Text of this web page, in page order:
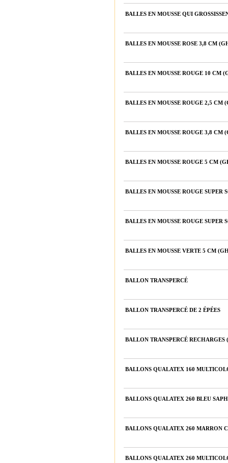
BALLES EN MOUSSE QUI
BALLES EN MOUSSE ROSE 3,8 CM
BALLES EN MOUSSE ROUGE 10 CM
BALLES EN MOUSSE ROUGE 2,5 CM
BALLES EN MOUSSE ROUGE 3,8 CM
BALLES EN MOUSSE ROUGE 5 CM
BALLES EN MOUSSE ROUGE SUPER
BALLES EN MOUSSE ROUGE SUPER
BALLES EN MOUSSE VERTE 5 CM
BALLON TRANSPERCÉ
BALLON TRANSPERCÉ DE 2 ÉPÉES
BALLON TRANSPERCÉ RECHARGES
BALLONS QUALATEX 160
BALLONS QUALATEX 260 BLEU
BALLONS QUALATEX 260 MARRON
BALLONS QUALATEX 260